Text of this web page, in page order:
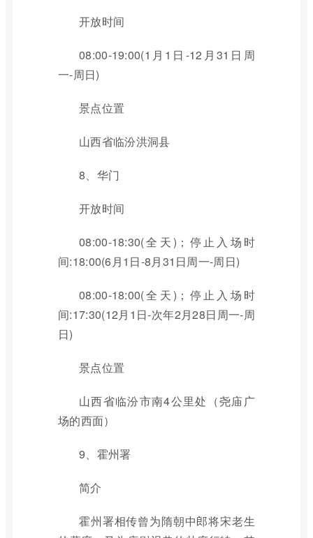
开放时间
08:00-19:00(1月1日-12月31日周
一-周日)
景点位置
山西省临汾洪洞县
8、华门
开放时间
08:00-18:30(全天)；停止入场时
间:18:00(6月1日-8月31日周一-周日)
08:00-18:00(全天)；停止入场时
间:17:30(12月1日-次年2月28日周一-周
日)
景点位置
山西省临汾市南4公里处（尧庙广
场的西面）
9、霍州署
简介
霍州署相传曾为隋朝中郎将宋老生